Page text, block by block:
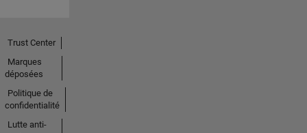
Trust Center
Marques
déposées
Politique de
confidentialité
Lutte anti-